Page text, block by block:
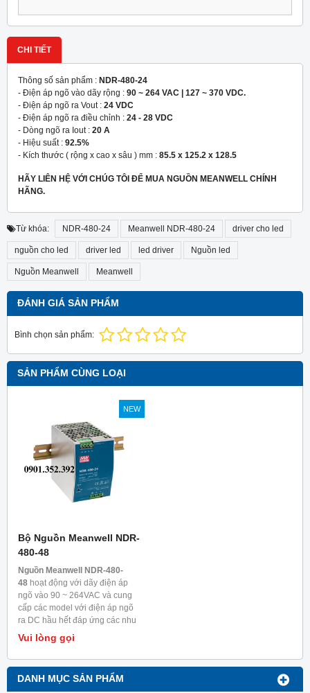
DANH MỤC SẢN PHẨM
CHI TIẾT
Thông số sản phẩm : NDR-480-24
- Điện áp ngõ vào dãy rộng : 90 ~ 264 VAC | 127 ~ 370 VDC.
- Điện áp ngõ ra Vout : 24 VDC
- Điện áp ngõ ra điều chỉnh : 24 - 28 VDC
- Dòng ngõ ra Iout : 20 A
- Hiệu suất : 92.5%
- Kích thước ( rộng x cao x sâu ) mm : 85.5 x 125.2 x 128.5
HÃY LIÊN HỆ VỚI CHÚG TÔI ĐỂ MUA NGUỒN MEANWELL CHÍNH
HÃNG.
Từ khóa: NDR-480-24 Meanwell NDR-480-24 driver cho led
nguồn cho led driver led led driver Nguồn led
Nguồn Meanwell Meanwell
ĐÁNH GIÁ SẢN PHẨM
Bình chọn sản phẩm:
SẢN PHẨM CÙNG LOẠI
NEW
Bộ Nguồn Meanwell NDR-
480-48
Nguồn Meanwell NDR-480-
48 hoạt động với dãy điện áp
ngõ vào 90 ~ 264VAC và cung
cấp các model với điện áp ngõ
ra DC hầu hết đáp ứng các nhu
cầu trong ngành công nghiệp.
Mỗi model được làm mát bằng
đối lưu không khí, nhiệt độ làm
C. Được ứng
dụng kiểm soát nhà máy hoặc
Vui lòng gọi